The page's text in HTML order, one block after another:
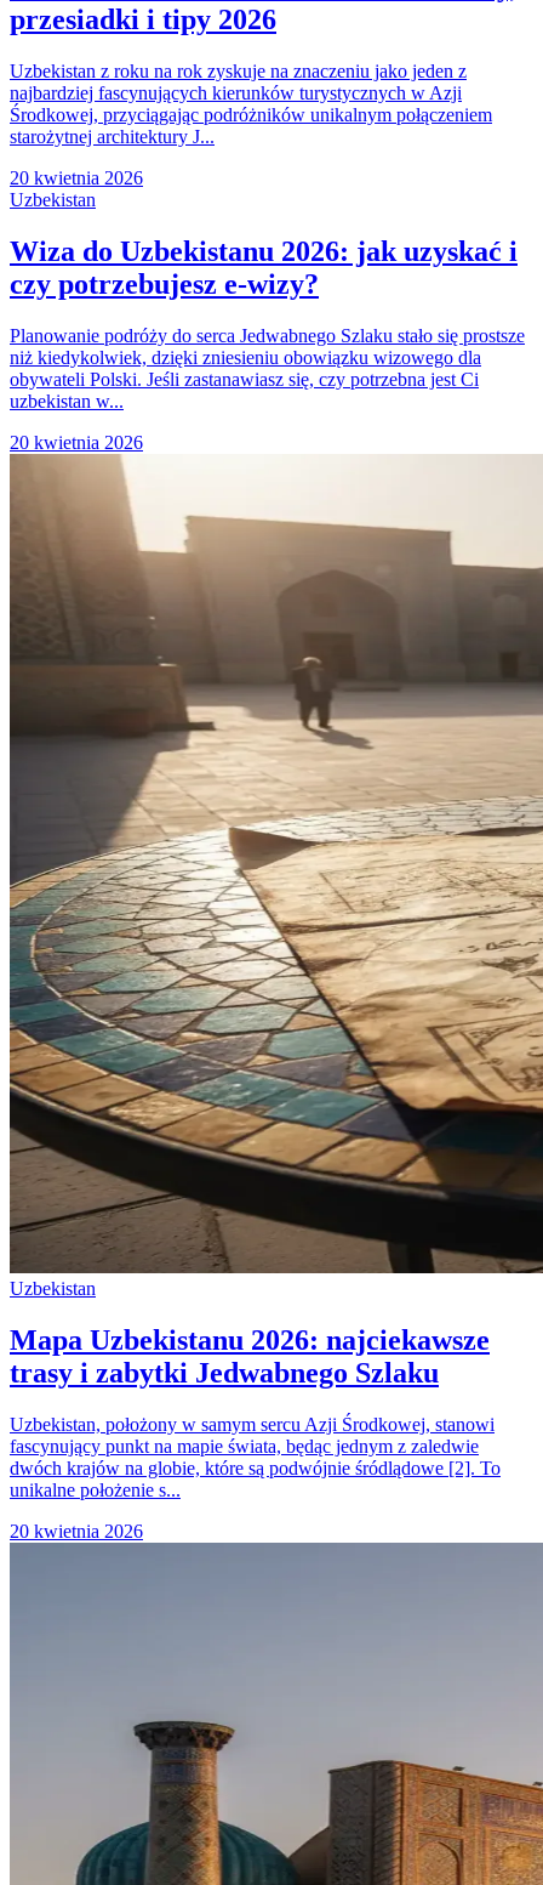
przesiadki i tipy 2026
Uzbekistan z roku na rok zyskuje na znaczeniu jako jeden z
najbardziej fascynujących kierunków turystycznych w Azji
Środkowej, przyciągając podróżników unikalnym połączeniem
starożytnej architektury J...
20 kwietnia 2026
Uzbekistan
Wiza do Uzbekistanu 2026: jak uzyskać i
czy potrzebujesz e-wizy?
Planowanie podróży do serca Jedwabnego Szlaku stało się prostsze
niż kiedykolwiek, dzięki zniesieniu obowiązku wizowego dla
obywateli Polski. Jeśli zastanawiasz się, czy potrzebna jest Ci
uzbekistan w...
20 kwietnia 2026
Uzbekistan
Mapa Uzbekistanu 2026: najciekawsze
trasy i zabytki Jedwabnego Szlaku
Uzbekistan, położony w samym sercu Azji Środkowej, stanowi
fascynujący punkt na mapie świata, będąc jednym z zaledwie
dwóch krajów na globie, które są podwójnie śródlądowe [2]. To
unikalne położenie s...
20 kwietnia 2026